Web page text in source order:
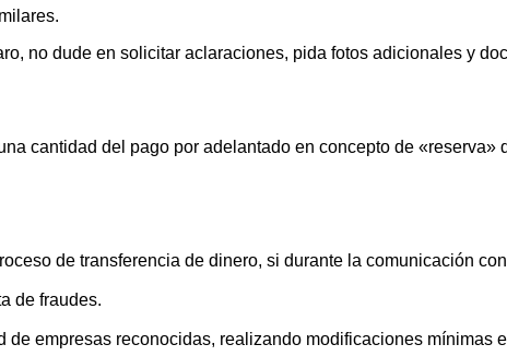
no dude en solicitar aclaraciones, pida fotos adicionales y
cantidad del pago por adelantado en concepto de «reserva»
de transferencia de dinero, si durante la comunicación
de fraudes.
empresas reconocidas, realizando modificaciones mínimas